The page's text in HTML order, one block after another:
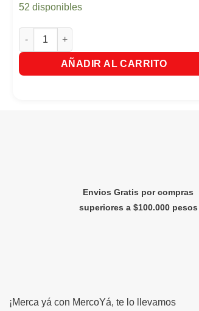
52 disponibles
Caldo Doña Gallina x 24 cubitos cantidad
AÑADIR AL CARRITO
Envios Gratis por compras
superiores a $100.000 pesos
¡Merca yá con MercoYá, te lo llevamos